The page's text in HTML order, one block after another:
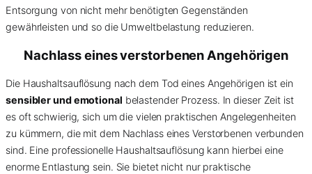
Entsorgung von nicht mehr benötigten Gegenständen
gewährleisten und so die Umweltbelastung reduzieren.
Nachlass eines verstorbenen Angehörigen
Die Haushaltsauflösung nach dem Tod eines Angehörigen ist ein
sensibler und emotional belastender Prozess. In dieser Zeit ist
es oft schwierig, sich um die vielen praktischen Angelegenheiten
zu kümmern, die mit dem Nachlass eines Verstorbenen verbunden
sind. Eine professionelle Haushaltsauflösung kann hierbei eine
enorme Entlastung sein. Sie bietet nicht nur praktische